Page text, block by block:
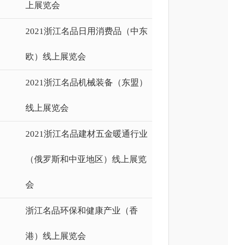
上展览会
2021浙江名品日用消费品（中东
欧）线上展览会
2021浙江名品机械装备（东盟）
线上展览会
2021浙江名品建材五金暖通行业
（俄罗斯和中亚地区）线上展览
会
浙江名品环保和健康产业（香
港）线上展览会